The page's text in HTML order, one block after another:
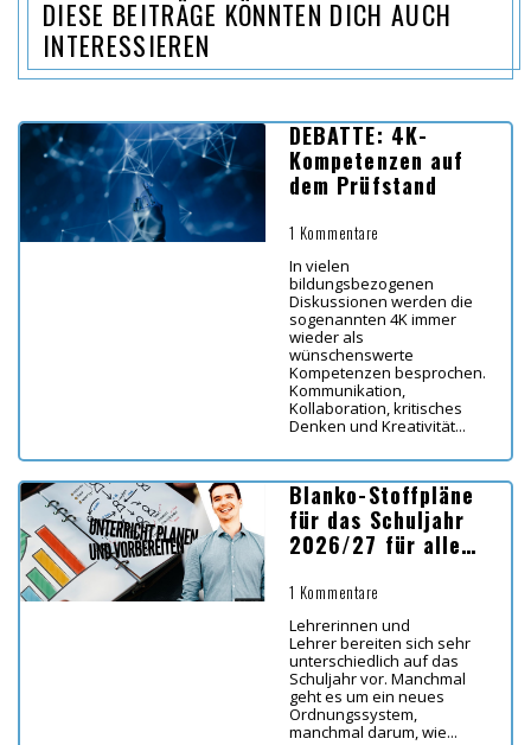
DIESE BEITRÄGE KÖNNTEN DICH AUCH
INTERESSIEREN
DEBATTE: 4K-
Kompetenzen auf
dem Prüfstand
1 Kommentare
In vielen
bildungsbezogenen
Diskussionen werden die
sogenannten 4K immer
wieder als
wünschenswerte
Kompetenzen besprochen.
Kommunikation,
Kollaboration, kritisches
Denken und Kreativität...
Blanko-Stoffpläne
für das Schuljahr
2026/27 für alle
1 Kommentare
Lehrerinnen und
Lehrer bereiten sich sehr
unterschiedlich auf das
Schuljahr vor. Manchmal
geht es um ein neues
Ordnungssystem,
manchmal darum, wie...